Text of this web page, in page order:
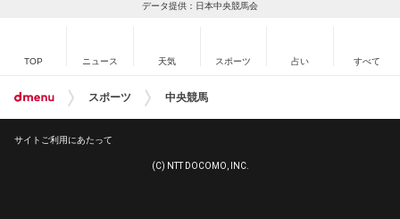
データ提供：日本中央競馬会
TOP ニュース 天気 スポーツ 占い すべて
スポーツ 中央競馬
サイトご利用にあたって
(C) NTT DOCOMO, INC.